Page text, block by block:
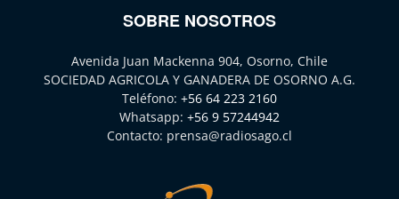
SOBRE NOSOTROS
Avenida Juan Mackenna 904, Osorno, Chile
SOCIEDAD AGRICOLA Y GANADERA DE OSORNO A.G.
Teléfono: +56 64 223 2160
Whatsapp: +56 9 57244942
Contacto: prensa@radiosago.cl